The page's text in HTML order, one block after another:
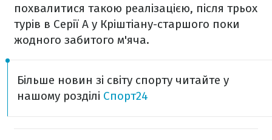
похвалитися такою реалізацією, після трьох
турів в Серії А у Кріштіану-старшого поки
жодного забитого м'яча.
Більше новин зі світу спорту читайте у
нашому розділі Спорт24